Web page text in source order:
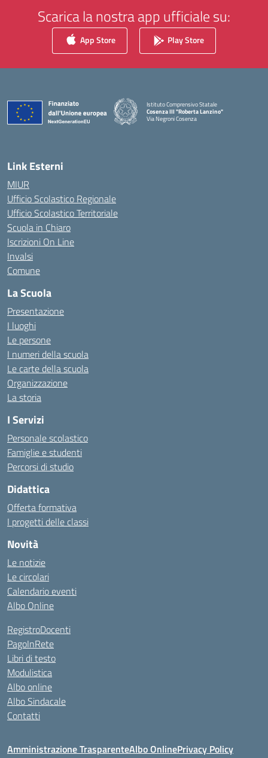
Scarica la nostra app ufficiale su:
App Store Play Store
Istituto Comprensivo Statale
Cosenza III "Roberta Lanzino"
Via Negroni Cosenza
— Visita la pagina iniziale della scuola
Link Esterni
MIUR
Ufficio Scolastico Regionale
Ufficio Scolastico Territoriale
Scuola in Chiaro
Iscrizioni On Line
Invalsi
Comune
La Scuola
Presentazione
I luoghi
Le persone
I numeri della scuola
Le carte della scuola
Organizzazione
La storia
I Servizi
Personale scolastico
Famiglie e studenti
Percorsi di studio
Didattica
Offerta formativa
I progetti delle classi
Novità
Le notizie
Le circolari
Calendario eventi
Albo Online
RegistroDocenti
PagoInRete
Libri di testo
Modulistica
Albo online
Albo Sindacale
Contatti
Amministrazione TrasparenteAlbo OnlinePrivacy Policy